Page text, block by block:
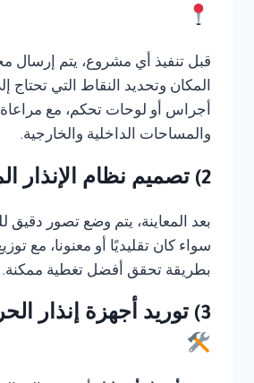
قبل تنفيذ أي مشروع، يتم إرسال
المكان وتحديد النقاط التي تحتاج
أجراس أو لوحات تحكم، مع
والمساحات الداخلية والخارجية.
2) تصميم نظام الإنذار المناسب
بعد المعاينة، يتم وضع تصور دقيق
سواء كان تقليديًا أو معنونا، مع
بطريقة تحقق أفضل تغطية ممكنة.
3) توريد أجهزة إنذار الحريق الأصلية